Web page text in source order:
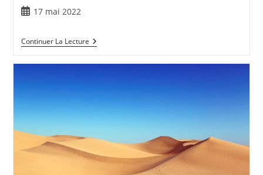
17 mai 2022
Continuer La Lecture